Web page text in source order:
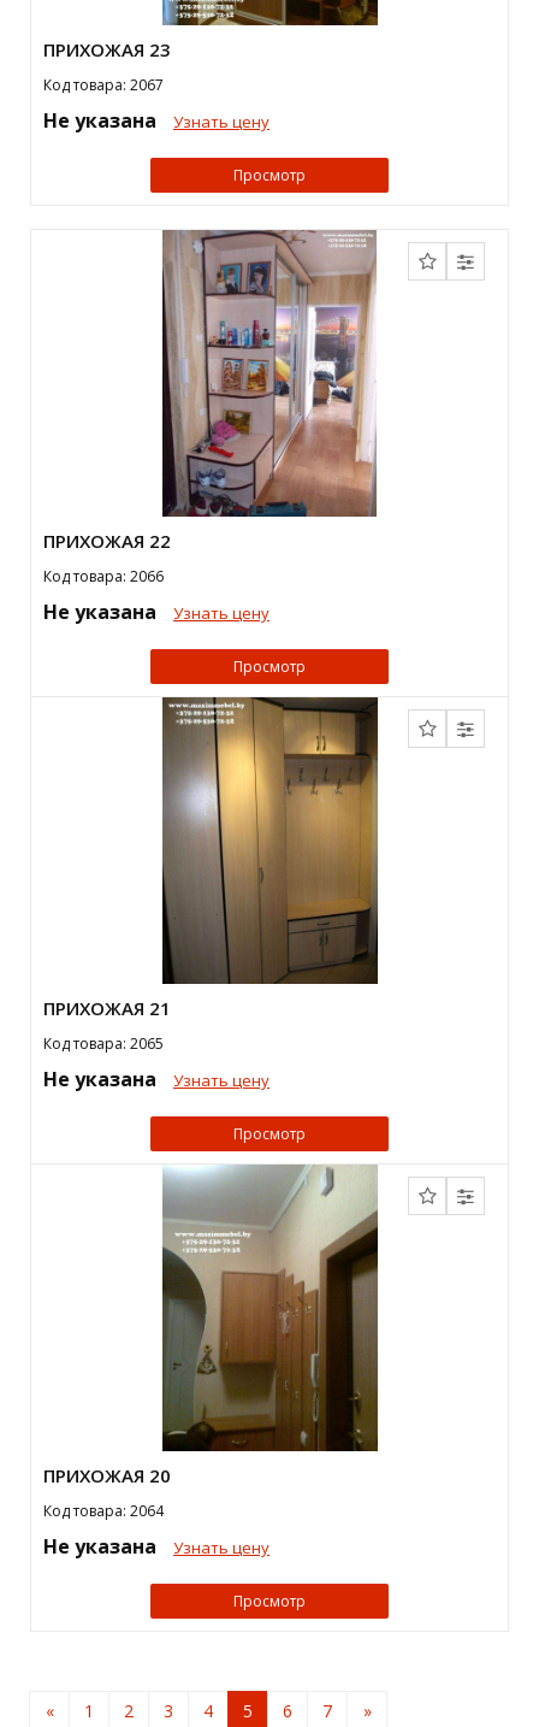
ПРИХОЖАЯ 23
Код товара: 2067
Не указана Узнать цену
Просмотр
ПРИХОЖАЯ 22
Код товара: 2066
Не указана Узнать цену
Просмотр
ПРИХОЖАЯ 21
Код товара: 2065
Не указана Узнать цену
Просмотр
ПРИХОЖАЯ 20
Код товара: 2064
Не указана Узнать цену
Просмотр
« 1 2 3 4 5 6 7 »